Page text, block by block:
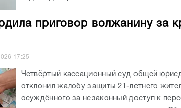
приговор волжанину за
17:25
Четвёртый кассационный суд общей
отклонил жалобу защиты 21-летнего
осуждённого за незаконный доступ к